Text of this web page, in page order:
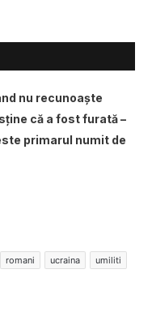
nu recunoaște
că a fost furată –
primarul numit de
romani ucraina
umiliti